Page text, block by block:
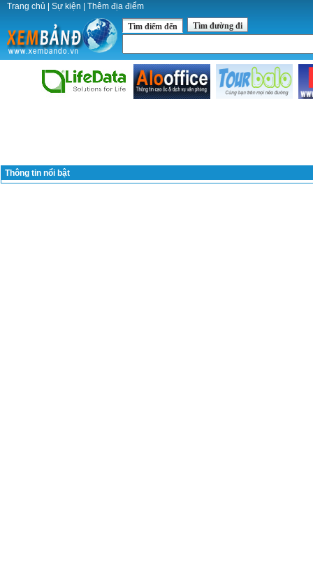
Trang chủ Sự kiện Thêm địa điểm
Tìm điểm đến Tìm đường đi
Thông tin nổi bật